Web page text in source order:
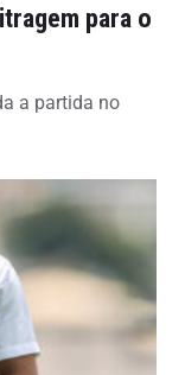
para o
a partida no